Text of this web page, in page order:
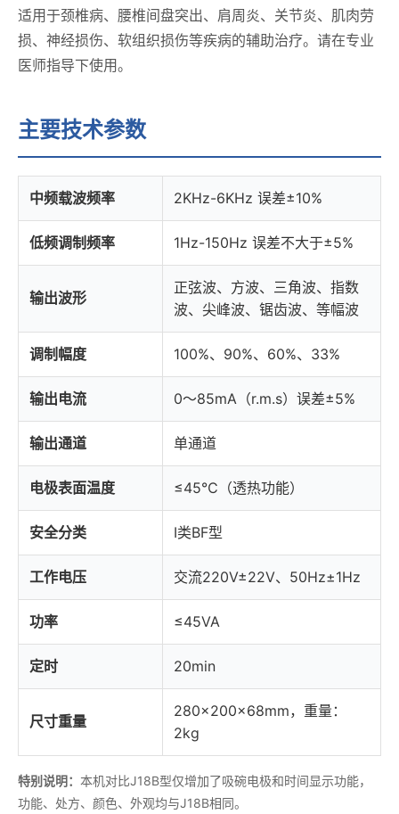
适用于颈椎病、腰椎间盘突出、肩周炎、关节炎、肌肉劳
损、神经损伤、软组织损伤等疾病的辅助治疗。请在专业
医师指导下使用。
主要技术参数
中频载波频率 2KHz-6KHz 误差±10%
低频调制频率 1Hz-150Hz 误差不大于±5%
输出波形
正弦波、方波、三角波、指数
波、尖峰波、锯齿波、等幅波
调制幅度 100%、90%、60%、33%
输出电流 0～85mA（r.m.s）误差±5%
输出通道 单通道
电极表面温度 ≤45℃（透热功能）
安全分类 I类BF型
工作电压 交流220V±22V、50Hz±1Hz
功率 ≤45VA
定时 20min
尺寸重量
280×200×68mm，重量：
2kg
特别说明： 本机对比J18B型仅增加了吸碗电极和时间显示功能，
功能、处方、颜色、外观均与J18B相同。